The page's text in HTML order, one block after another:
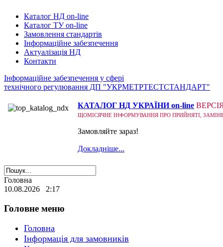
Каталог НД on-line
Каталог ТУ on-line
Замовлення стандартів
Інформаційне забезпечення
Актуалізація НД
Контакти
Інформаційне забезпечення у сфері
технічного регулювання ДП "УКРМЕТРТЕСТСТАНДАРТ"
КАТАЛОГ НД УКРАЇНИ on-line
ЩОМІСЯЧНЕ ІНФОРМУВАННЯ ПРО ПРИЙНЯТІ,
Замовляйте зараз!
Докладніше...
Головна
10.08.2026 2:17
Головне меню
Головна
Інформація для замовників